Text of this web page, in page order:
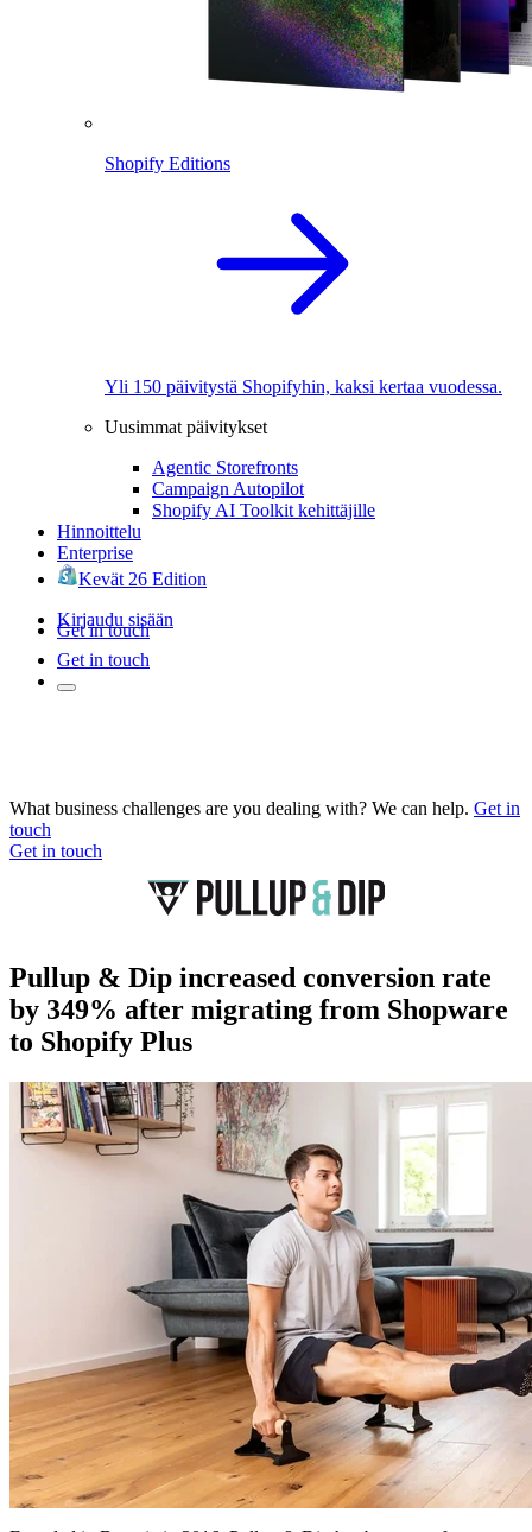
Shopify Editions
Yli 150 päivitystä Shopifyhin, kaksi kertaa vuodessa.
Uusimmat päivitykset
Agentic Storefronts
Campaign Autopilot
Shopify AI Toolkit kehittäjille
Hinnoittelu
Enterprise
Kevät 26 Edition
Kirjaudu sisään
Get in touch
Get in touch
What business challenges are you dealing with? We can help. Get in
touch
Get in touch
Pullup & Dip increased conversion rate
by 349% after migrating from Shopware
to Shopify Plus